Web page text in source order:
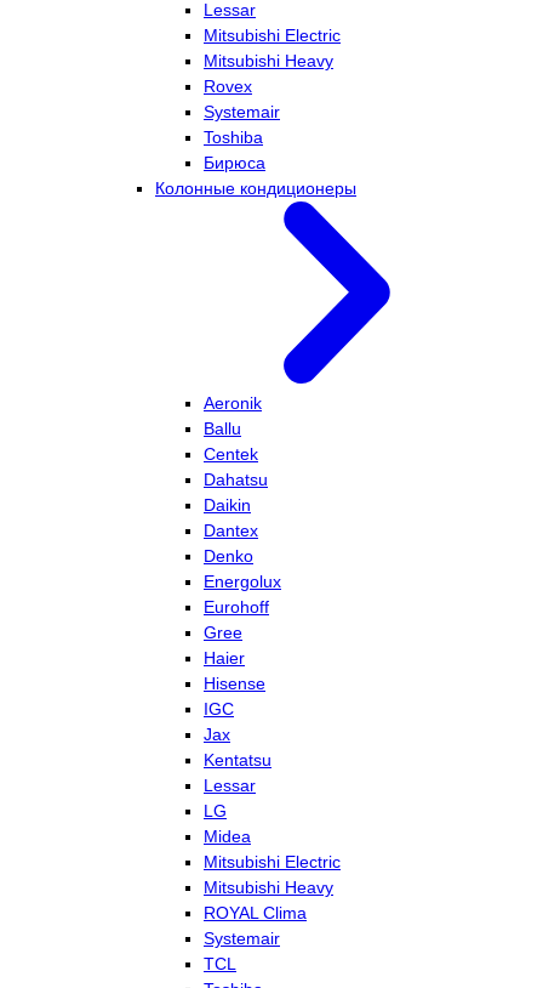
Lessar
Mitsubishi Electric
Mitsubishi Heavy
Rovex
Systemair
Toshiba
Бирюса
Колонные кондиционеры
Aeronik
Ballu
Centek
Dahatsu
Daikin
Dantex
Denko
Energolux
Eurohoff
Gree
Haier
Hisense
IGC
Jax
Kentatsu
Lessar
LG
Midea
Mitsubishi Electric
Mitsubishi Heavy
ROYAL Clima
Systemair
TCL